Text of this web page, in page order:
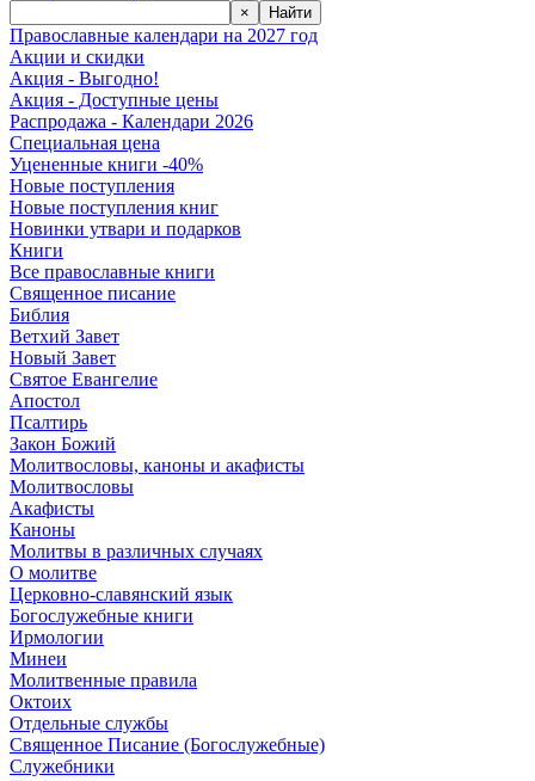
× Найти
Православные календари на 2027 год
Акции и скидки
Акция - Выгодно!
Акция - Доступные цены
Распродажа - Календари 2026
Специальная цена
Уцененные книги -40%
Новые поступления
Новые поступления книг
Новинки утвари и подарков
Книги
Все православные книги
Священное писание
Библия
Ветхий Завет
Новый Завет
Святое Евангелие
Апостол
Псалтирь
Закон Божий
Молитвословы, каноны и акафисты
Молитвословы
Акафисты
Каноны
Молитвы в различных случаях
О молитве
Церковно-славянский язык
Богослужебные книги
Ирмологии
Минеи
Молитвенные правила
Октоих
Отдельные службы
Священное Писание (Богослужебные)
Служебники